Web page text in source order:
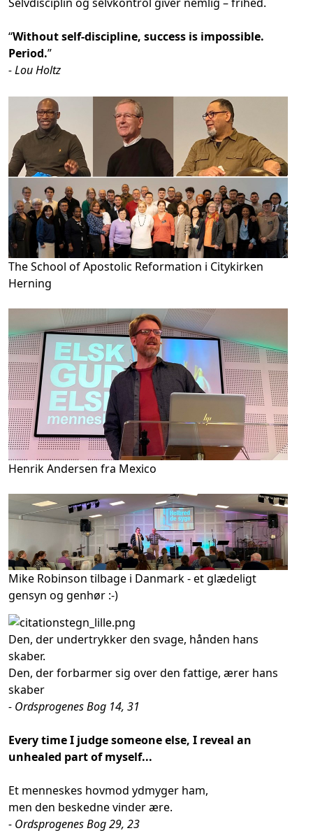
“Without self-discipline, success is impossible.
Period.”
- Lou Holtz
The School of Apostolic Reformation i Citykirken
Herning
Henrik Andersen fra Mexico
Mike Robinson tilbage i Danmark - et glædeligt
gensyn og genhør :-)
Den, der undertrykker den svage, hånden hans
skaber.
Den, der forbarmer sig over den fattige, ærer hans
skaber
- Ordsprogenes Bog 14, 31
Every time I judge someone else, I reveal an
unhealed part of myself...
Et menneskes hovmod ydmyger ham,
men den beskedne vinder ære.
- Ordsprogenes Bog 29, 23